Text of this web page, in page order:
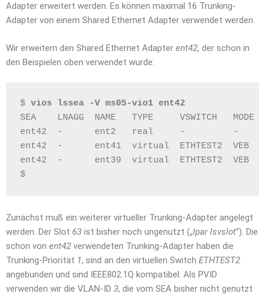
Adapter erweitert werden. Es können maximal 16 Trunking-
Adapter von einem Shared Ethernet Adapter verwendet werden.
Wir erweitern den Shared Ethernet Adapter ent42, der schon in
den Beispielen oben verwendet wurde:
$ vios lssea -V ms05-vio1 ent42
SEA    LNAGG  NAME   TYPE     VSWITCH
ent42  -      ent2   real     -         -
ent42  -      ent41  virtual  ETHTEST2  VEB
ent42  -      ent39  virtual  ETHTEST2  VEB
$
Zunächst muß ein weiterer virtueller Trunking-Adapter angelegt
werden. Der Slot 63 ist bisher noch ungenutzt („lpar lsvslot“). Die
schon von ent42 verwendeten Trunking-Adapter haben die
Trunking-Priorität 1, sind an den virtuellen Switch ETHTEST2
angebunden und sind IEEE802.1Q kompatibel. Als PVID
verwenden wir die VLAN-ID 3, die vom SEA bisher nicht genutzt